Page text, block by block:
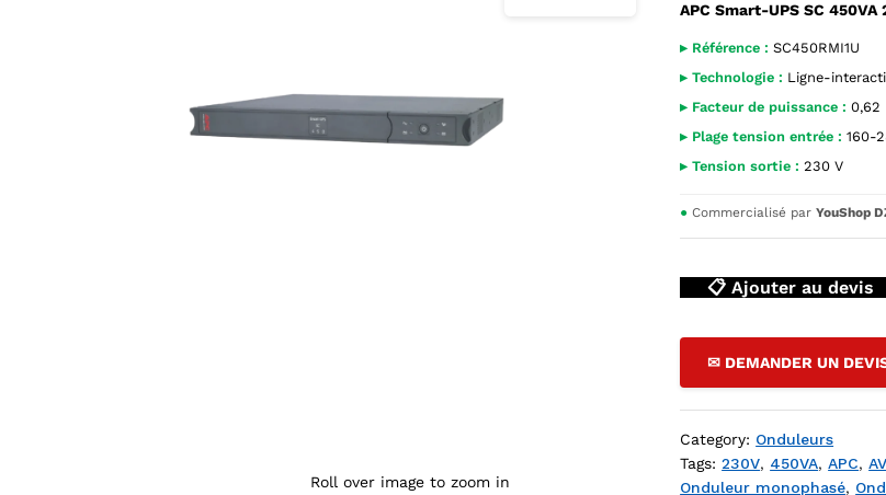
Agrandir l’image : APC Smart-UPS SC 450VA
Agrandir l’image : APC Smart-UPS
Roll over image to zoom in
APC Smart-UPS SC
▸ Référence : SC450RMI1U
▸ Technologie : Ligne-
▸ Facteur de puissance : 0,62
▸ Plage tension entrée : 160-
▸ Tension sortie : 230 V
● Commercialisé parYouShop
📋 Ajouter au devis
✉ DEMANDER UN
Category: Onduleurs
Tags:230V, 450VA,APC,
Onduleur monophasé,